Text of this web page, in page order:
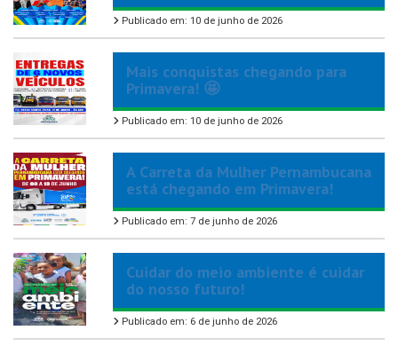
Publicado em: 10 de junho de 2026
Mais conquistas chegando para
Primavera! 🤩
Publicado em: 10 de junho de 2026
A Carreta da Mulher Pernambucana
está chegando em Primavera!
Publicado em: 7 de junho de 2026
Cuidar do meio ambiente é cuidar
do nosso futuro!
Publicado em: 6 de junho de 2026